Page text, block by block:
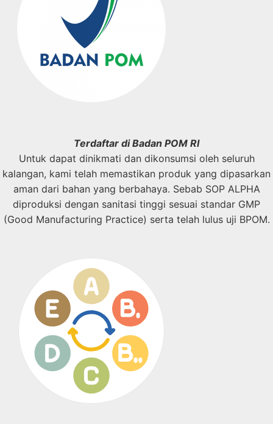
Terdaftar di Badan POM RI
Untuk dapat dinikmati dan dikonsumsi oleh seluruh
kalangan, kami telah memastikan produk yang dipasarkan
aman dari bahan yang berbahaya. Sebab SOP ALPHA
diproduksi dengan sanitasi tinggi sesuai standar GMP
(Good Manufacturing Practice) serta telah lulus uji BPOM.